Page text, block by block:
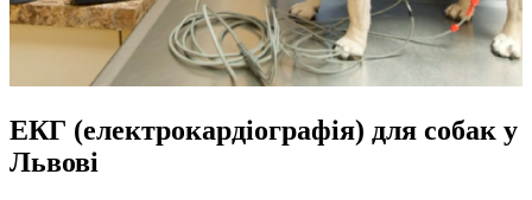
ЕКГ (електрокардіографія) для собак у
Львові